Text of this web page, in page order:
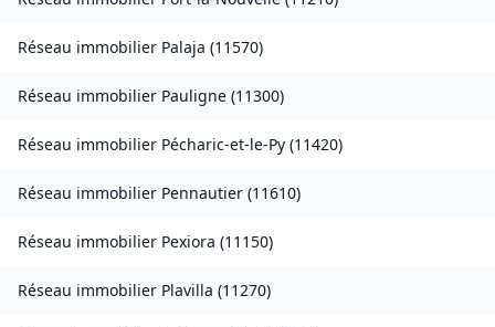
Réseau immobilier Palaja (11570)
Réseau immobilier Pauligne (11300)
Réseau immobilier Pécharic-et-le-Py (11420)
Réseau immobilier Pennautier (11610)
Réseau immobilier Pexiora (11150)
Réseau immobilier Plavilla (11270)